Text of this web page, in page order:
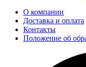
О компании
Доставка и оплата
Контакты
Положение об